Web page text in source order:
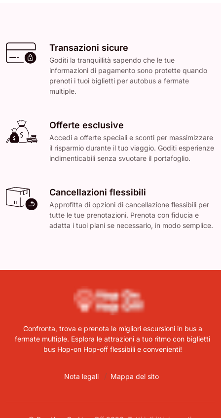
Transazioni sicure
Goditi la tranquillità sapendo che le tue
informazioni di pagamento sono protette quando
prenoti i tuoi biglietti per autobus a fermate
multiple.
Offerte esclusive
Accedi a offerte speciali e sconti per massimizzare
il risparmio durante il tuo viaggio. Goditi esperienze
indimenticabili senza svuotare il portafoglio.
Cancellazioni flessibili
Approfitta di opzioni di cancellazione flessibili per
tutte le tue prenotazioni. Prenota con fiducia e
adatta i tuoi piani se necessario, in modo semplice.
Confronta, trova e prenota le migliori escursioni in bus a
fermate multiple. Esplora le attrazioni a tuo ritmo con biglietti
bus Hop-on Hop-off flessibili e convenienti!
Nota legali Mappa del sito